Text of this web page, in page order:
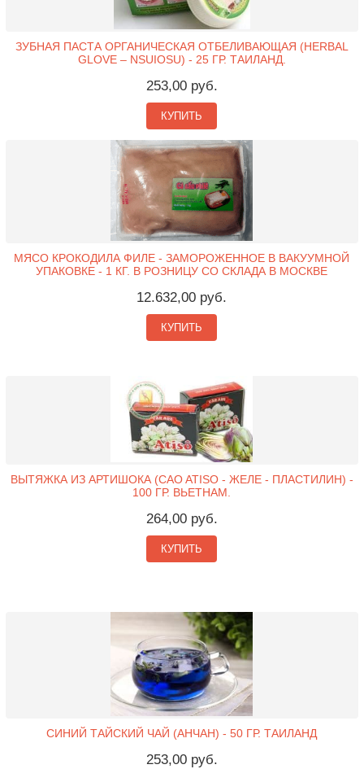
ЗУБНАЯ ПАСТА ОРГАНИЧЕСКАЯ ОТБЕЛИВАЮЩАЯ (HERBAL
GLOVE – NSUIOSU) - 25 ГР. ТАИЛАНД.
253,00 руб.
КУПИТЬ
МЯСО КРОКОДИЛА ФИЛЕ - ЗАМОРОЖЕННОЕ В ВАКУУМНОЙ
УПАКОВКЕ - 1 КГ. В РОЗНИЦУ СО СКЛАДА В МОСКВЕ
12.632,00 руб.
КУПИТЬ
ВЫТЯЖКА ИЗ АРТИШОКА (CAO ATISO - ЖЕЛЕ - ПЛАСТИЛИН) -
100 ГР. ВЬЕТНАМ.
264,00 руб.
КУПИТЬ
СИНИЙ ТАЙСКИЙ ЧАЙ (АНЧАН) - 50 ГР. ТАИЛАНД
253,00 руб.